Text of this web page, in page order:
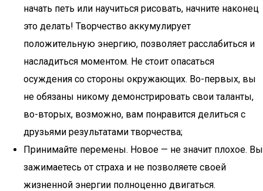
начать петь или научиться рисовать, начните наконец
это делать! Творчество аккумулирует
положительную энергию, позволяет расслабиться и
насладиться моментом. Не стоит опасаться
осуждения со стороны окружающих. Во-первых, вы
не обязаны никому демонстрировать свои таланты,
во-вторых, возможно, вам понравится делиться с
друзьями результатами творчества;
Принимайте перемены. Новое — не значит плохое. Вы
зажимаетесь от страха и не позволяете своей
жизненной энергии полноценно двигаться.